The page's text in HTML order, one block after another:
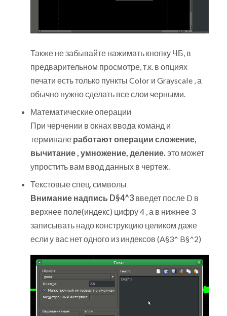
Также не забывайте нажимать кнопку ЧБ, в
предварительном просмотре, т.к. в опциях
печати есть только пункты Color и Grayscale , а
обычно нужно сделать все слои черными.
Математические операции
При черчении в окнах ввода команд и
терминале работают операции сложение,
вычитание , умножение, деление. это может
упростить вам ввод данных в чертеж.
Текстовые спец. символы
Внимание надпись D§4^3 введет после D в
верхнее поле(индекс) цифру 4 , а в нижнее 3
записывать надо конструкцию целиком даже
если у вас нет одного из индексов (A§3^ B§^2)